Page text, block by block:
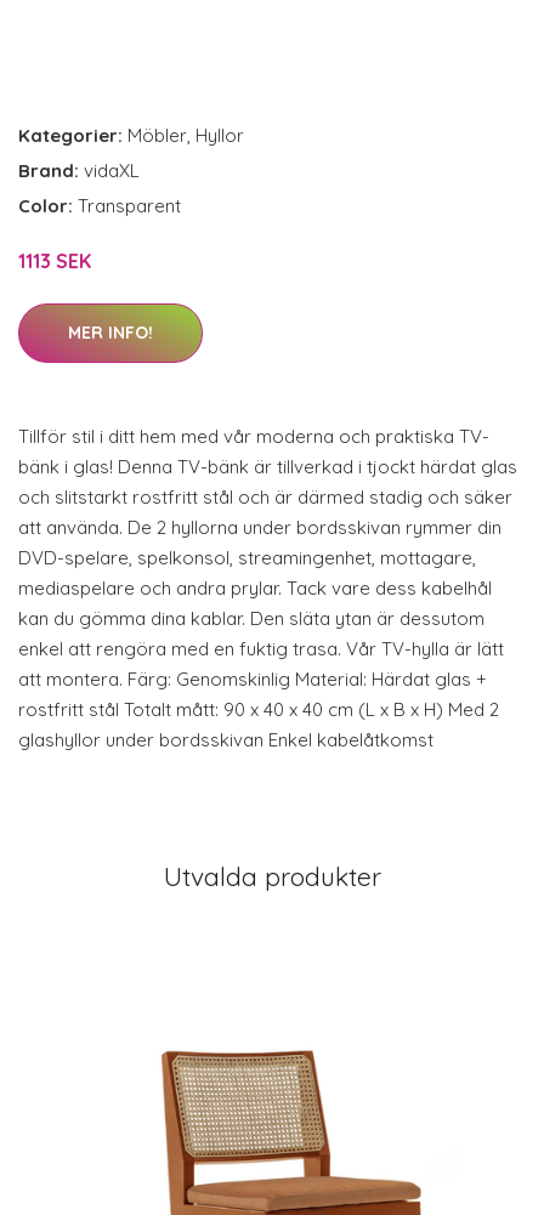
Kategorier: Möbler, Hyllor
Brand: vidaXL
Color: Transparent
1113 SEK
MER INFO!
Tillför stil i ditt hem med vår moderna och praktiska TV-
bänk i glas! Denna TV-bänk är tillverkad i tjockt härdat glas
och slitstarkt rostfritt stål och är därmed stadig och säker
att använda. De 2 hyllorna under bordsskivan rymmer din
DVD-spelare, spelkonsol, streamingenhet, mottagare,
mediaspelare och andra prylar. Tack vare dess kabelhål
kan du gömma dina kablar. Den släta ytan är dessutom
enkel att rengöra med en fuktig trasa. Vår TV-hylla är lätt
att montera. Färg: Genomskinlig Material: Härdat glas +
rostfritt stål Totalt mått: 90 x 40 x 40 cm (L x B x H) Med 2
glashyllor under bordsskivan Enkel kabelåtkomst
Utvalda produkter